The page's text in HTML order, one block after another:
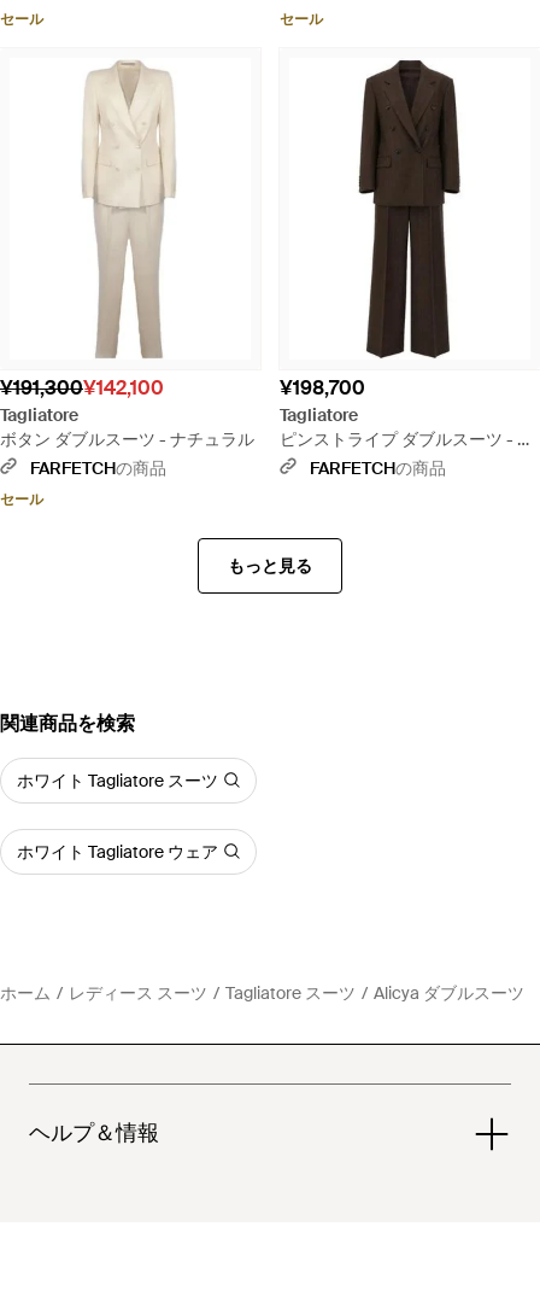
セール セール
¥191,300¥142,100
Tagliatore
ボタン ダブルスーツ - ナチュラル
FARFETCHの商品
セール
¥198,700
Tagliatore
ピンストライプ ダブルスーツ - ブ
ラックFARFETCHの商品
もっと見る
関連商品を検索
ホワイト Tagliatore スーツ
ホワイト Tagliatore ウェア
ホーム レディース スーツ Tagliatore スーツ Alicya ダブルスーツ
ヘルプ＆情報